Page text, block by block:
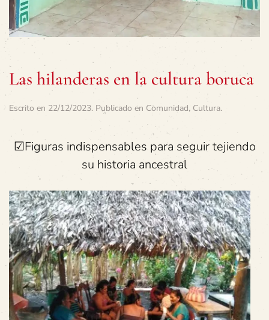
Las hilanderas en la cultura boruca
Escrito en 22/12/2023. Publicado en Comunidad, Cultura.
☑Figuras indispensables para seguir tejiendo
su historia ancestral